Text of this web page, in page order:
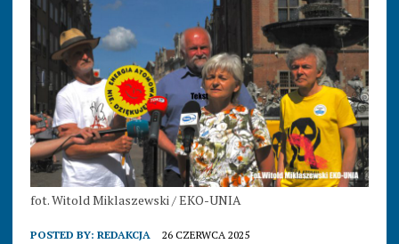
fot. Witold Miklaszewski / EKO-UNIA
POSTED BY: REDAKCJA 26 CZERWCA 2025